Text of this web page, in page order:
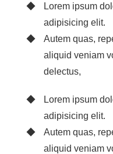
Lorem ipsum
adipisicing elit.
Autem quas,
aliquid veniam
delectus,
Lorem ipsum
adipisicing elit.
Autem quas,
aliquid veniam